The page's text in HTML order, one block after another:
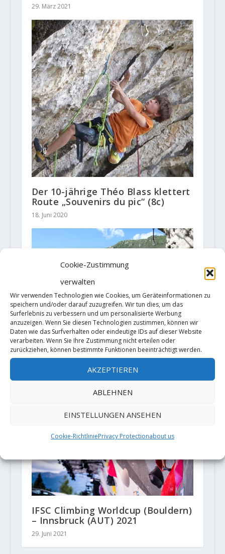
Cookie-Zustimmung
verwalten
Wir verwenden Technologien wie Cookies, um Geräteinformationen zu
speichern und/oder darauf zuzugreifen. Wir tun dies, um das
Surferlebnis zu verbessern und um personalisierte Werbung
anzuzeigen. Wenn Sie diesen Technologien zustimmen, können wir
Daten wie das Surfverhalten oder eindeutige IDs auf dieser Website
verarbeiten. Wenn Sie Ihre Zustimmung nicht erteilen oder
zurückziehen, können bestimmte Funktionen beeinträchtigt werden.
AKZEPTIEREN
ABLEHNEN
EINSTELLUNGEN ANSEHEN
Cookie-RichtliniePrivacy Protectionabout us
29. März 2021
Der 10-jährige Théo Blass klettert
Route „Souvenirs du pic“ (8c)
18. Juni 2020
Eine 9 mit 66? Irmgard Braun
macht es möglich
IFSC Climbing Worldcup (Bouldern)
– Innsbruck (AUT) 2021
29. Juni 2021